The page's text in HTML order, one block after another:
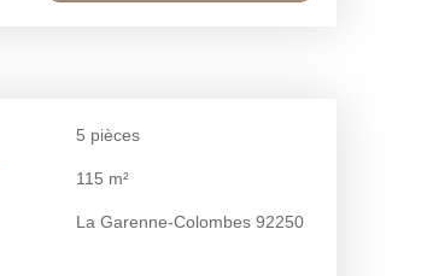
5 pièces
115 m²
La Garenne-Colombes 92250